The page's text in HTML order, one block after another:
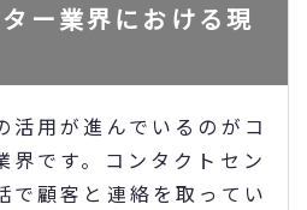
ー業界における現
活用が進んでいるのがコ
界です。コンタクトセン
で顧客と連絡を取ってい